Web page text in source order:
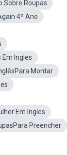
Sobre Roupas
4º Ano
Ingles
Montar
Em Ingles
Preencher